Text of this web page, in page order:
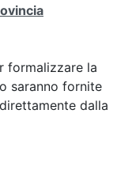
formalizzare la
saranno fornite
dalla